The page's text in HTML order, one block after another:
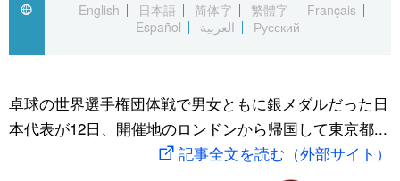
Русский
国際
文化
アーカイブ
Japan Data
動画/Live
スポーツ・東京2020
English
日本語 简体字 繁體字
Français
Español
العربية Русский
卓球の世界選手権団体戦で男女ともに銀メダルだった日
本代表が12日、開催地のロンドンから帰国して東京都...
記事全文を読む（外部サイト）